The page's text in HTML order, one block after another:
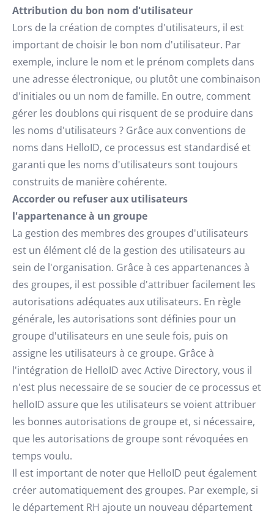
Attribution du bon nom d'utilisateur
Lors de la création de comptes d'utilisateurs, il est
important de choisir le bon nom d'utilisateur. Par
exemple, inclure le nom et le prénom complets dans
une adresse électronique, ou plutôt une combinaison
d'initiales ou un nom de famille. En outre, comment
gérer les doublons qui risquent de se produire dans
les noms d'utilisateurs ? Grâce aux conventions de
noms dans HelloID, ce processus est standardisé et
garanti que les noms d'utilisateurs sont toujours
construits de manière cohérente.
Accorder ou refuser aux utilisateurs
l'appartenance à un groupe
La gestion des membres des groupes d'utilisateurs
est un élément clé de la gestion des utilisateurs au
sein de l'organisation. Grâce à ces appartenances à
des groupes, il est possible d'attribuer facilement les
autorisations adéquates aux utilisateurs. En règle
générale, les autorisations sont définies pour un
groupe d'utilisateurs en une seule fois, puis on
assigne les utilisateurs à ce groupe. Grâce à
l'intégration de HelloID avec Active Directory, vous il
n'est plus necessaire de se soucier de ce processus et
helloID assure que les utilisateurs se voient attribuer
les bonnes autorisations de groupe et, si nécessaire,
que les autorisations de groupe sont révoquées en
temps voulu.
Il est important de noter que HelloID peut également
créer automatiquement des groupes. Par exemple, si
le département RH ajoute un nouveau département